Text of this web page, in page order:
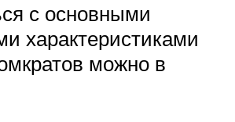
с основными
характеристиками
можно в